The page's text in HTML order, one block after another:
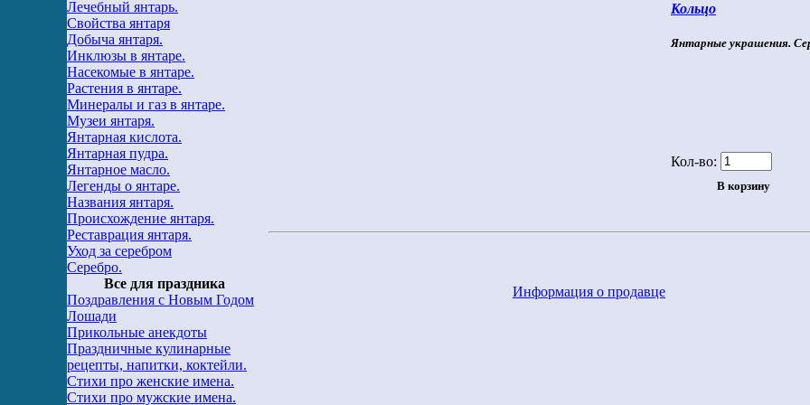
Лечебный янтарь.
Свойства янтаря
Добыча янтаря.
Инклюзы в янтаре.
Насекомые в янтаре.
Растения в янтаре.
Минералы и газ в янтаре.
Музеи янтаря.
Янтарная кислота.
Янтарная пудра.
Янтарное масло.
Легенды о янтаре.
Названия янтаря.
Происхождение янтаря.
Реставрация янтаря.
Уход за серебром
Серебро.
Все для праздника
Поздравления с Новым Годом
Лошади
Прикольные анекдоты
Праздничные кулинарные
рецепты, напитки, коктейли.
Стихи про женские имена.
Стихи про мужские имена.
Кольцо
Янтарные украшения.
Кол-во:
Информация о продавце